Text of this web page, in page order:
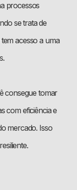
processos
se trata de
acesso a uma
consegue tomar
com eficiência e
mercado. Isso